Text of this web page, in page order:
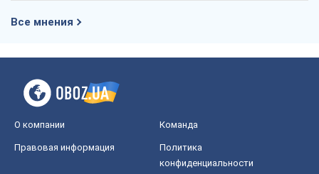
Все мнения
О компании Команда
Правовая информация
Политика
конфиденциальности